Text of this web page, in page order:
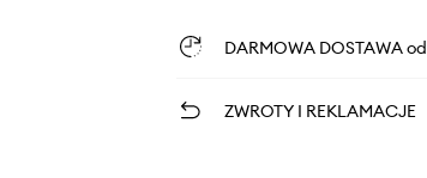
DARMOWA DOSTAWA od
ZWROTY I REKLAMACJE